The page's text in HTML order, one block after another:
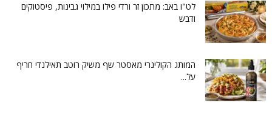
לט"ו באב: מתכון זר ורדי פילו במילוי גבינות, פיסטוקים
ודבש
המותג הקולינרי מאסטר שף משיק רוטב תאילנדי חריף
על...